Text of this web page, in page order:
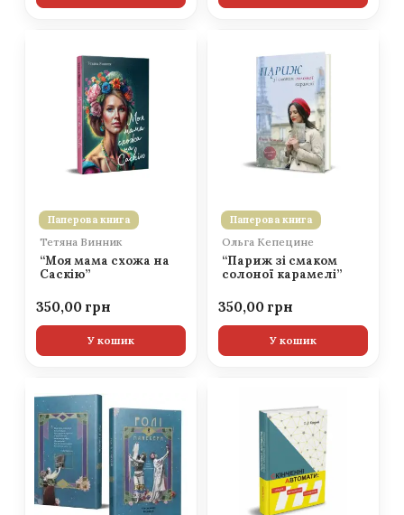
Паперова книга
Тетяна Винник
“Моя мама схожа на
Саскію”
350,00
У кошик
Паперова книга
Ольга Кепецине
“Париж зі смаком
солоної карамелі”
350,00
У кошик